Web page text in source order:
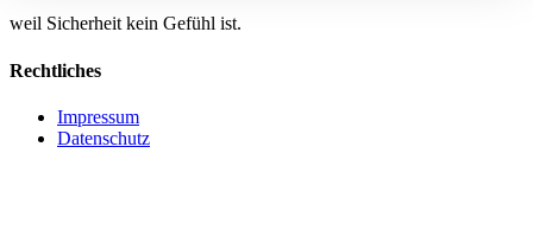
weil Sicherheit kein Gefühl ist.
Rechtliches
Impressum
Datenschutz